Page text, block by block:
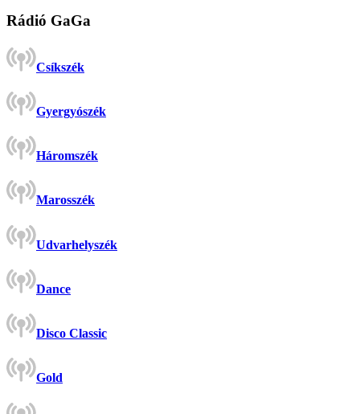
Rádió GaGa
Csíkszék
Gyergyószék
Háromszék
Marosszék
Udvarhelyszék
Dance
Disco Classic
Gold